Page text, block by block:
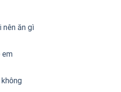
nên ăn gì
em